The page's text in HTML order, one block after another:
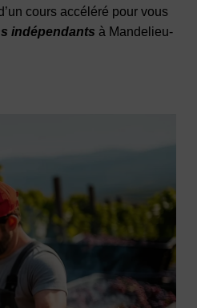
cours accéléré pour vous
indépendants à Mandelieu-